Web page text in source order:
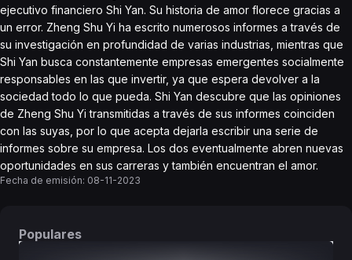
ejecutivo financiero Shi Yan. Su historia de amor florece gracias a
un error. Zheng Shu Yi ha escrito numerosos informes a través de
su investigación en profundidad de varias industrias, mientras que
Shi Yan busca constantemente empresas emergentes socialmente
responsables en las que invertir, ya que espera devolver a la
sociedad todo lo que pueda. Shi Yan descubre que las opiniones
de Zheng Shu Yi transmitidas a través de sus informes coinciden
con las suyas, por lo que acepta dejarla escribir una serie de
informes sobre su empresa. Los dos eventualmente abren nuevas
oportunidades en sus carreras y también encuentran el amor.
Fecha de emisión: 08-11-2023
Populares